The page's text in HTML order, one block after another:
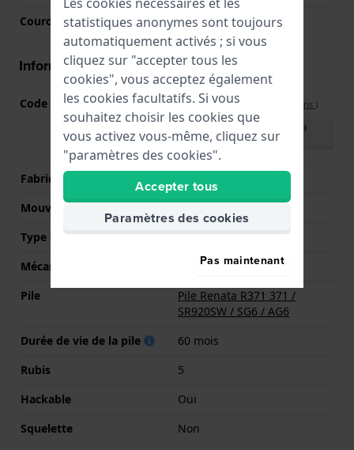
Couronne Couronne de tirer
Informations mouvement
Code Mouvement 705 SW(Voir les spécifications )
Télécharger le manuel
(English)
Fabricant de mouvement
Ronda
Mouvement suisse
Type d'affichage
Analogique
Mécanisme
Quartz
Pile
Pile Renata R371 371 /
SR920SW / SG6 / AG6
Durée de vie de la pile
60 mois
Rubis
5
Hackable
Oui
Squelette
Non
statistiques anonymes sont toujours
automatiquement activés ; si vous
cliquez sur "accepter tous les
cookies", vous acceptez également
les cookies facultatifs. Si vous
souhaitez choisir les cookies que
vous activez vous-même, cliquez sur
"paramètres des cookies".
Accepter tous
Paramètres des cookies
Pas maintenant